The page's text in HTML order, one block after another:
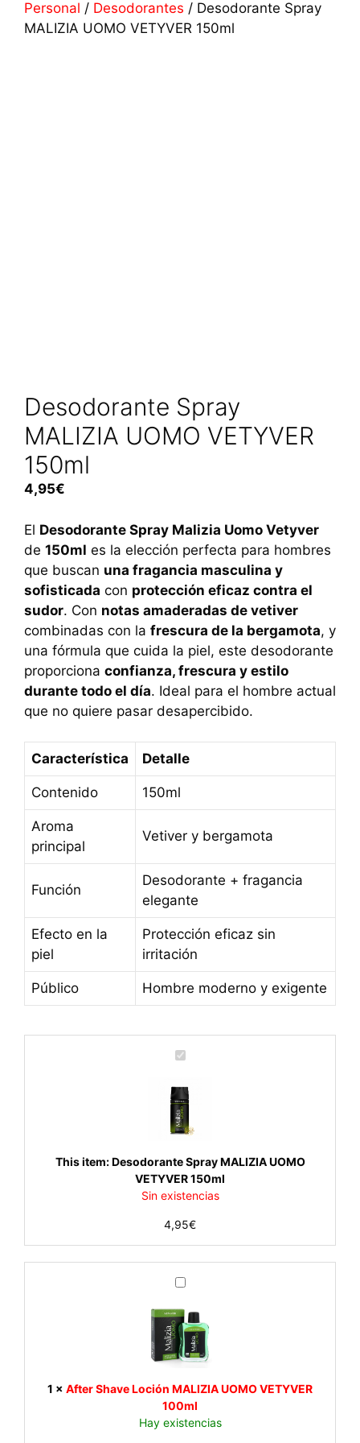
Personal / Desodorantes / Desodorante Spray
MALIZIA UOMO VETYVER 150ml
Desodorante Spray
MALIZIA UOMO VETYVER
150ml
4,95€
El Desodorante Spray Malizia Uomo Vetyver
de 150ml es la elección perfecta para hombres
que buscan una fragancia masculina y
sofisticada con protección eficaz contra el
sudor. Con notas amaderadas de vetiver
combinadas con la frescura de la bergamota, y
una fórmula que cuida la piel, este desodorante
proporciona confianza, frescura y estilo
durante todo el día. Ideal para el hombre actual
que no quiere pasar desapercibido.
Característica Detalle
Contenido 150ml
Aroma
principal
Vetiver y bergamota
Función
Desodorante + fragancia
elegante
Efecto en la
piel
Protección eficaz sin
irritación
Público Hombre moderno y exigente
D
s
o
d
r
a
n
e
S
p
r
y
M
A
L
Z
I
A
This item: Desodorante Spray MALIZIA UOMO
VETYVER 150ml
Sin existencias
4,95€
A
t
e
r
h
a
v
1 × After Shave Loción MALIZIA UOMO VETYVER
100ml
Hay existencias